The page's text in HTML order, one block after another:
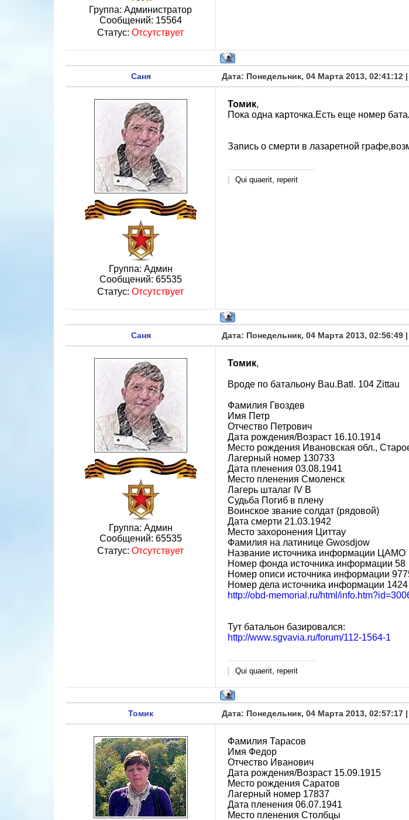
Группа: Администратор
Сообщений: 15564
Статус: Отсутствует
Саня Дата: Понедельник, 04 Марта 2013, 02:41:12
Группа: Админ
Сообщений: 65535
Статус: Отсутствует
Томик,
Пока одна карточка.Есть еще номер
Запись о смерти в лазаретной
Qui quaerit, reperit
Саня Дата: Понедельник, 04 Марта 2013, 02:56:49
Группа: Админ
Сообщений: 65535
Статус: Отсутствует
Томик,
Вроде по батальону Bau.Batl. 104 Zittau
Фамилия Гвоздев
Имя Петр
Отчество Петрович
Дата рождения/Возраст 16.10.1914
Место рождения Ивановская обл.,
Лагерный номер 130733
Дата пленения 03.08.1941
Место пленения Смоленск
Лагерь шталаг IV B
Судьба Погиб в плену
Воинское звание солдат (рядовой)
Дата смерти 21.03.1942
Место захоронения Циттау
Фамилия на латинице Gwosdjow
Название источника информации ЦАМО
Номер фонда источника информации 58
Номер описи источника информации
Номер дела источника информации 1424
http://obd-memorial.ru/html/
Тут батальон базировался:
http://www.sgvavia.ru/forum/112-1564-1
Qui quaerit, reperit
Томик Дата: Понедельник, 04 Марта 2013, 02:57:17
Фамилия Тарасов
Имя Федор
Отчество Иванович
Дата рождения/Возраст 15.09.1915
Место рождения Саратов
Лагерный номер 17837
Дата пленения 06.07.1941
Место пленения Столбцы